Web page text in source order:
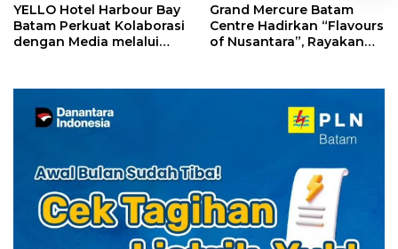
YELLO Hotel Harbour Bay
Batam Perkuat Kolaborasi
dengan Media melalui
Grand Mercure Batam
Centre Hadirkan “Flavours
of Nusantara”, Rayakan